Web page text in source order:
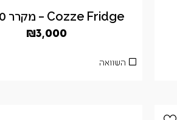
Cozze Fridge – מקרר 60 ליטר
₪3,000
השוואה